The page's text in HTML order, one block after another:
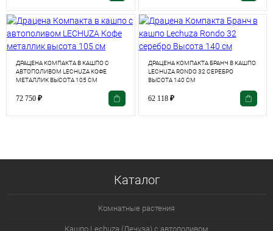
ДРАЦЕНА КОМПАКТА В КАШПО С
АВТОПОЛИВОМ LECHUZA КОФЕ
МЕТАЛЛИК ВЫСОТА 105 СМ
72 750 ₽
ДРАЦЕНА КОМПАКТА БРАНЧ В КАШПО
LECHUZA RONDO 32 СЕРЕБРО
ВЫСОТА 140 СМ
62 118 ₽
Каталог
Комнатные растения
Кашпо Lechuza (Лечуза) с автополивом